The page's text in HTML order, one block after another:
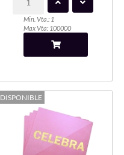
Min. Vta.: 1
Max Vta: 100000
DISPONIBLE